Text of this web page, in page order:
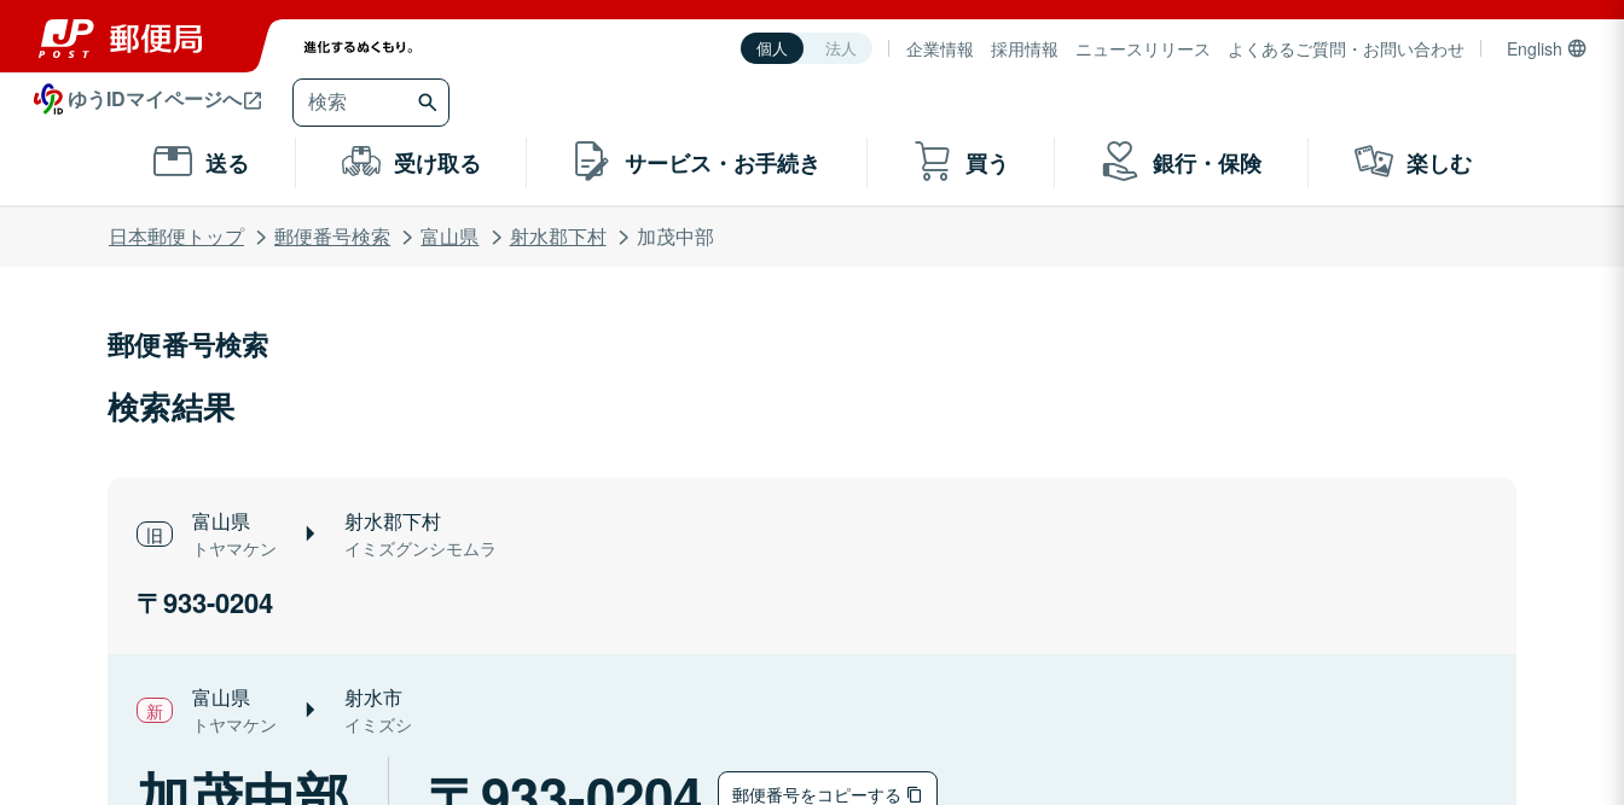
個人 法人 企業情報 採用情報 ニュースリリース よくあるご質問・お問い合わせ English
ゆうIDマイページへ
送る 受け取る サービス・お手続き 買う 銀行・保険 楽しむ
日本郵便トップ 郵便番号検索 富山県 射水郡下村 加茂中部
郵便番号検索
検索結果
富山県
トヤマケン
射水郡下村
イミズグンシモムラ
933-0204
富山県
トヤマケン
射水市
イミズシ
郵便番号をコピーする